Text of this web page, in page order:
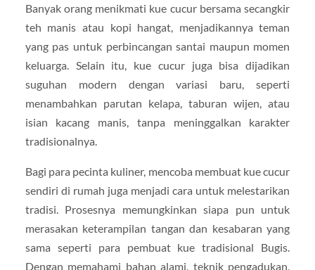
Banyak orang menikmati kue cucur bersama secangkir
teh manis atau kopi hangat, menjadikannya teman
yang pas untuk perbincangan santai maupun momen
keluarga. Selain itu, kue cucur juga bisa dijadikan
suguhan modern dengan variasi baru, seperti
menambahkan parutan kelapa, taburan wijen, atau
isian kacang manis, tanpa meninggalkan karakter
tradisionalnya.
Bagi para pecinta kuliner, mencoba membuat kue cucur
sendiri di rumah juga menjadi cara untuk melestarikan
tradisi. Prosesnya memungkinkan siapa pun untuk
merasakan keterampilan tangan dan kesabaran yang
sama seperti para pembuat kue tradisional Bugis.
Dengan memahami bahan alami, teknik pengadukan,